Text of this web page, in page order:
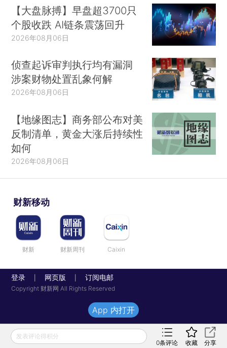
【大盘脉搏】早盘超3700只
个股收跌 AI链条震荡回升
2026年08月06日
侦查起诉审判执行均有漏洞
涉案财物处置乱象何解
2026年08月06日
【地缘图志】商务部公布对美
反制清单，黄金大涨后持续性
如何
2026年08月06日
财新移动
财新 财新周刊 Caixin
登录 网页版 订阅电邮
Copyright 财新网 All Rights Reserved
发表评论得积分
0条评论 收藏 分享
App 内打开